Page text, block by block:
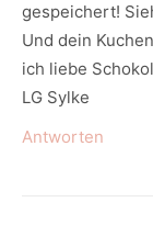
gespeichert!
Und dein
ich liebe
LG Sylke
Antworten